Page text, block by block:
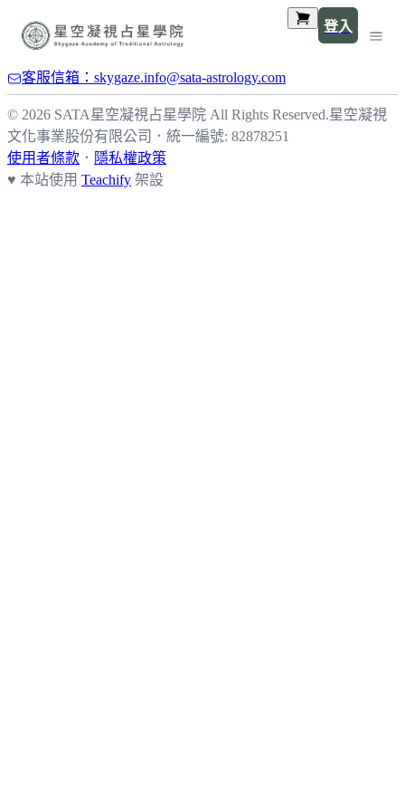
登入
客服信箱：skygaze.info@sata-astrology.com
© 2026 SATA星空凝視占星學院 All Rights Reserved.星空凝視
文化事業股份有限公司
． 統一編號: 82878251
使用者條款 ． 隱私權政策
♥ 本站使用 Teachify 架設